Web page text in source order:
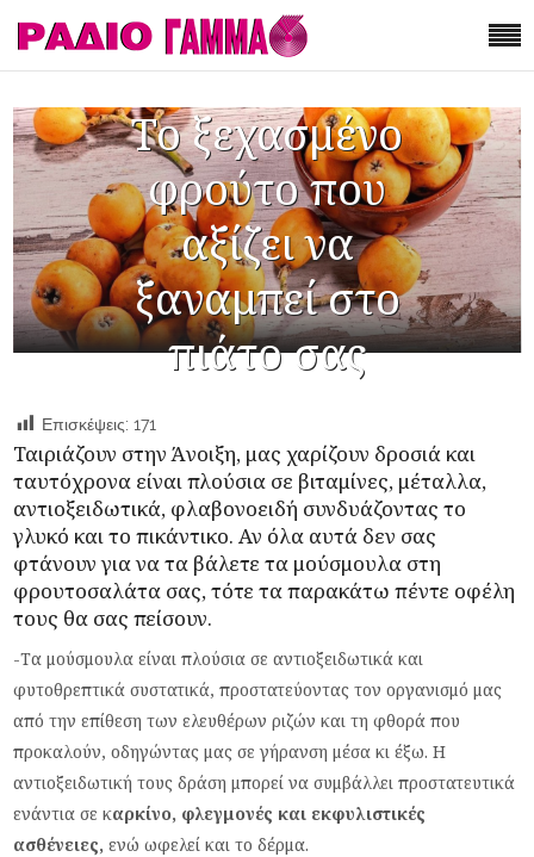
Το ξεχασμένο
φρούτο που
αξίζει να
ξαναμπεί στο
πιάτο σας
Επισκέψεις: 171
Ταιριάζουν στην Άνοιξη, μας χαρίζουν δροσιά και
ταυτόχρονα είναι πλούσια σε βιταμίνες, μέταλλα,
αντιοξειδωτικά, φλαβονοειδή συνδυάζοντας το
γλυκό και το πικάντικο. Αν όλα αυτά δεν σας
φτάνουν για να τα βάλετε τα μούσμουλα στη
φρουτοσαλάτα σας, τότε τα παρακάτω πέντε οφέλη
τους θα σας πείσουν.
-Τα μούσμουλα είναι πλούσια σε αντιοξειδωτικά και
φυτοθρεπτικά συστατικά, προστατεύοντας τον οργανισμό μας
από την επίθεση των ελευθέρων ριζών και τη φθορά που
προκαλούν, οδηγώντας μας σε γήρανση μέσα κι έξω. Η
αντιοξειδωτική τους δράση μπορεί να συμβάλλει προστατευτικά
ενάντια σε καρκίνο, φλεγμονές και εκφυλιστικές
ασθένειες,ενώ ωφελεί και το δέρμα.